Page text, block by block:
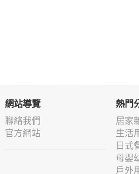
網站導覽
聯絡我們
官方網站
熱門
居家
生活
日式
母嬰
戶外